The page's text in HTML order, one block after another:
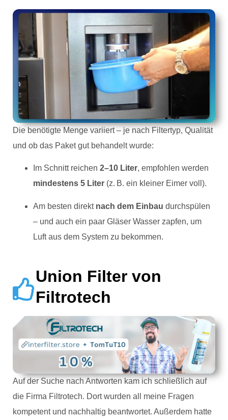
Die benötigte Menge variiert – je nach Filtertyp, Qualität
und ob das Paket gut behandelt wurde:
Im Schnitt reichen 2–10 Liter, empfohlen werden
mindestens 5 Liter (z. B. ein kleiner Eimer voll).
Am besten direkt nach dem Einbau durchspülen
– und auch ein paar Gläser Wasser zapfen, um
Luft aus dem System zu bekommen.
Union Filter von
Filtrotech
Auf der Suche nach Antworten kam ich schließlich auf
die Firma Filtrotech. Dort wurden all meine Fragen
kompetent und nachhaltig beantwortet. Außerdem hatte